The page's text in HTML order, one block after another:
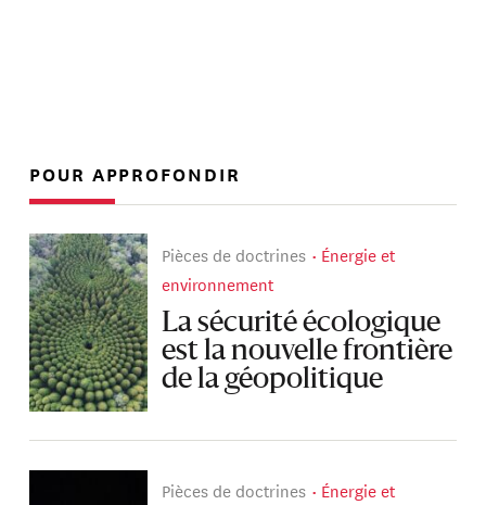
POUR APPROFONDIR
Pièces de doctrines
Énergie et
environnement
La sécurité écologique
est la nouvelle frontière
de la géopolitique
Pièces de doctrines
Énergie et